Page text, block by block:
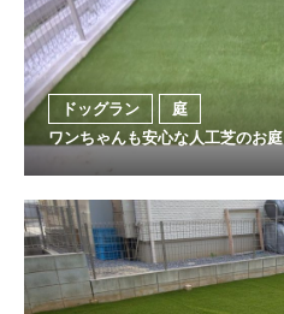
ドッグラン
庭
ワンちゃんも安心な人工芝のお庭